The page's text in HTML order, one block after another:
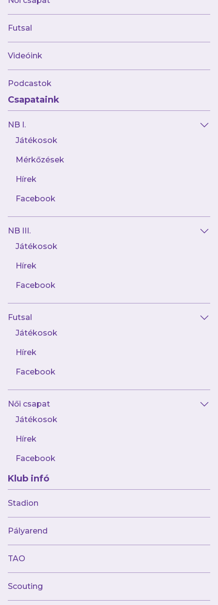
Futsal
Videóink
Podcastok
Csapataink
NB I.
Játékosok
Mérkőzések
Hírek
Facebook
NB III.
Játékosok
Hírek
Facebook
Futsal
Játékosok
Hírek
Facebook
Női csapat
Játékosok
Hírek
Facebook
Klub infó
Stadion
Pályarend
TAO
Scouting
AJÁNLÓ
Újabb hatgólos mérkőzésen nyertünk,
ezúttal Kisvárdán!
Múltunk
Jelenünk
Meccseink
Híreink
Csapataink